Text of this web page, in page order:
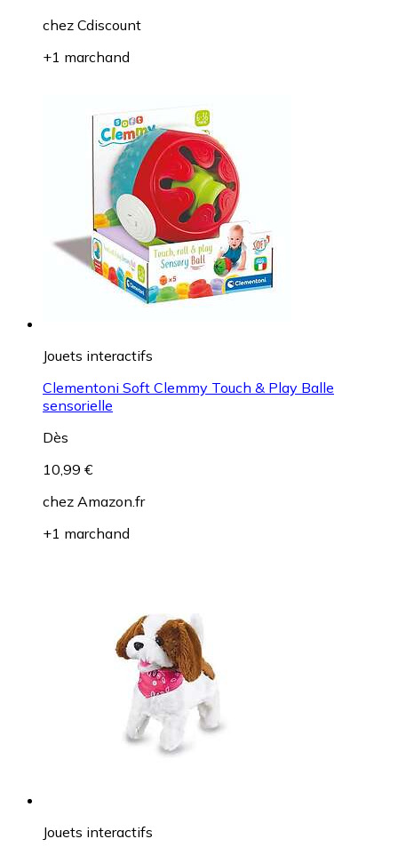
chez Cdiscount
+1 marchand
Jouets interactifs
Clementoni Soft Clemmy Touch & Play Balle
sensorielle
Dès
10,99 €
chez Amazon.fr
+1 marchand
Jouets interactifs